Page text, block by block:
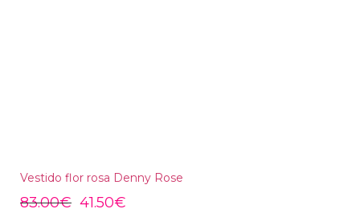
Vestido flor rosa Denny Rose
83.00€ 41.50€